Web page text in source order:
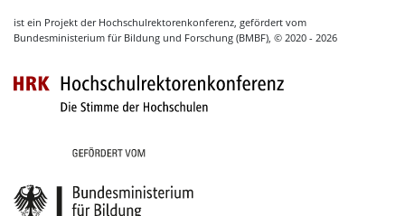
ist ein Projekt der Hochschulrektorenkonferenz, gefördert vom
Bundesministerium für Bildung und Forschung (BMBF), © 2020 - 2026